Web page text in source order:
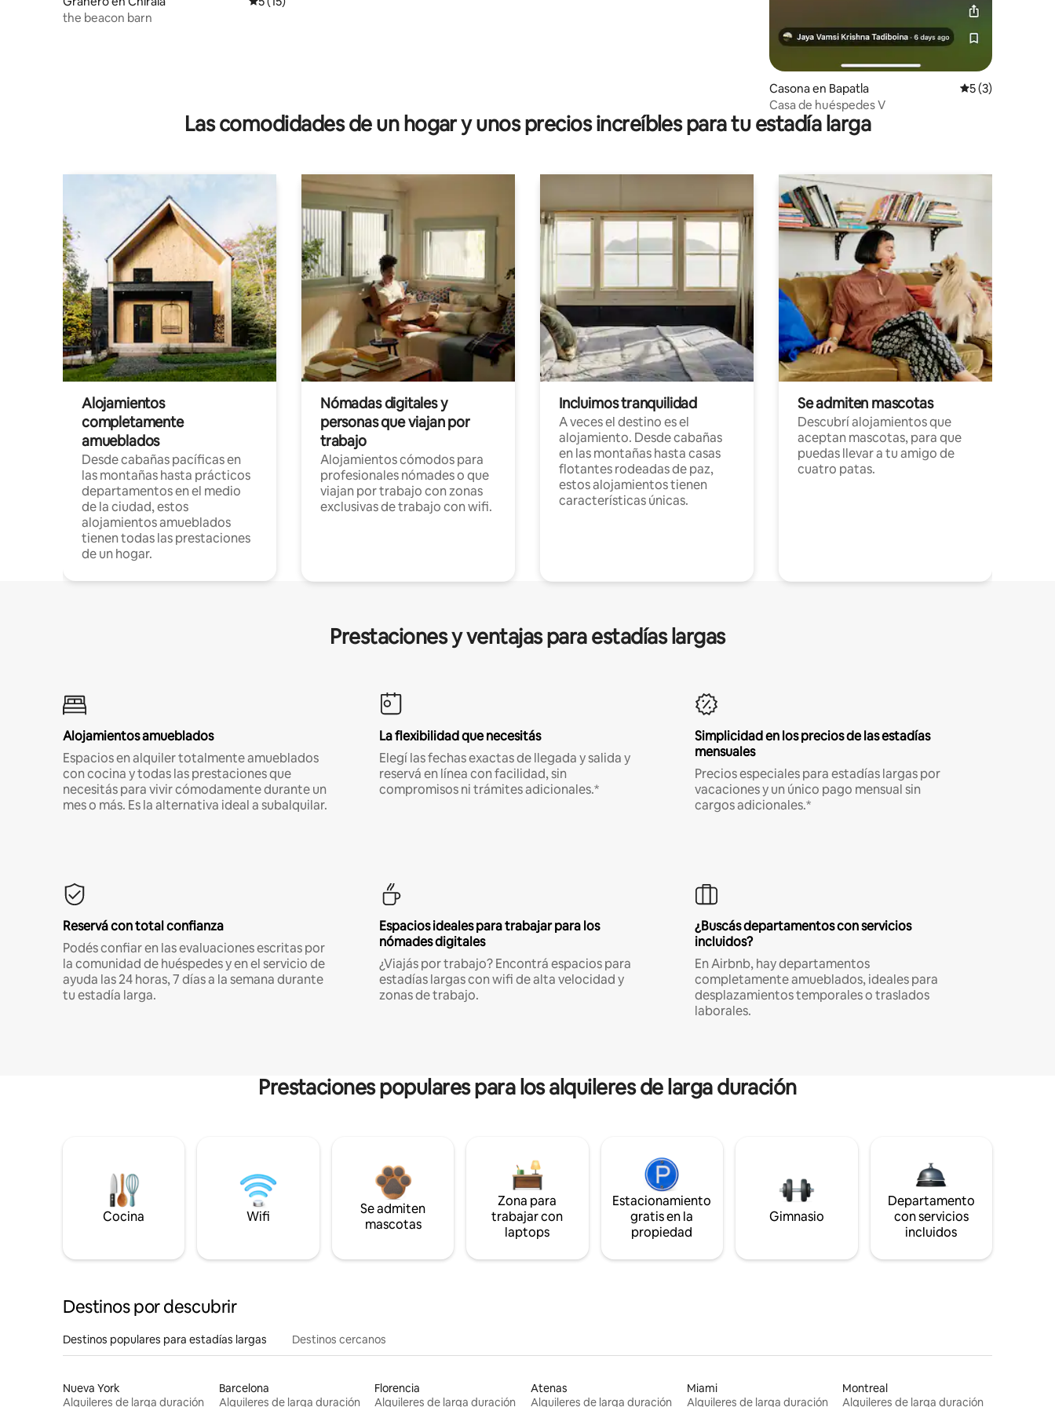
the beacon barn
Casona en Bapatla Calificación
5 (3)
Casa de huéspedes V
Las comodidades de un hogar y unos precios increíbles para tu estadía larga
Alojamientos
completamente
amueblados
Desde cabañas pacíficas en
las montañas hasta prácticos
departamentos en el medio
de la ciudad, estos
alojamientos amueblados
tienen todas las prestaciones
de un hogar.
Nómadas digitales y
personas que viajan por
trabajo
Alojamientos cómodos para
profesionales nómades o que
viajan por trabajo con zonas
exclusivas de trabajo con wifi.
Incluimos tranquilidad
A veces el destino es el
alojamiento. Desde cabañas
en las montañas hasta casas
flotantes rodeadas de paz,
estos alojamientos tienen
características únicas.
Se admiten mascotas
Descubrí alojamientos que
aceptan mascotas, para que
puedas llevar a tu amigo de
cuatro patas.
Prestaciones y ventajas para estadías largas
Alojamientos amueblados
Espacios en alquiler totalmente amueblados
con cocina y todas las prestaciones que
necesitás para vivir cómodamente durante un
mes o más. Es la alternativa ideal a subalquilar.
La flexibilidad que necesitás
Elegí las fechas exactas de llegada y salida y
reservá en línea con facilidad, sin
compromisos ni trámites adicionales.*
Simplicidad en los precios de las estadías
mensuales
Precios especiales para estadías largas por
vacaciones y un único pago mensual sin
cargos adicionales.*
Reservá con total confianza
Podés confiar en las evaluaciones escritas por
la comunidad de huéspedes y en el servicio de
ayuda las 24 horas, 7 días a la semana durante
tu estadía larga.
Espacios ideales para trabajar para los
nómades digitales
¿Viajás por trabajo? Encontrá espacios para
estadías largas con wifi de alta velocidad y
zonas de trabajo.
¿Buscás departamentos con servicios
incluidos?
En Airbnb, hay departamentos
completamente amueblados, ideales para
desplazamientos temporales o traslados
laborales.
Prestaciones populares para los alquileres de larga duración
Cocina Wifi
Se admiten
mascotas
Zona para
trabajar con
laptops
Estacionamiento
gratis en la
propiedad
Gimnasio
Departamento
con servicios
incluidos
Destinos por descubrir
Destinos populares para estadías largas Destinos cercanos
Nueva York
Alquileres de larga duración
Barcelona
Alquileres de larga duración
Florencia
Alquileres de larga duración
Atenas
Alquileres de larga duración
Miami
Alquileres de larga duración
Montreal
Alquileres de larga duración